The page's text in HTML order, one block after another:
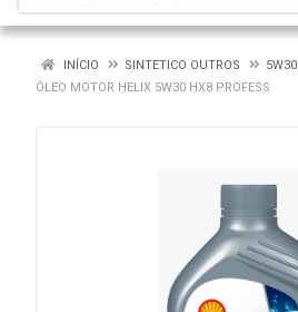
INÍCIO SINTETICO OUTROS
5W30
ÓLEO MOTOR HELIX 5W30 HX8 PROFESS